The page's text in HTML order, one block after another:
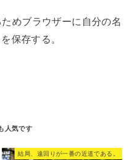
めブラウザーに自分の名
保存する。
結局、遠回りが一番の近道である。